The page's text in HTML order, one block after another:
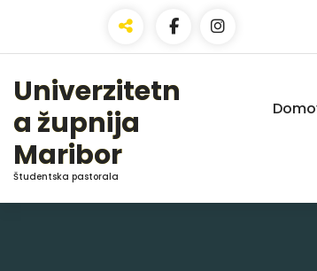
Content
Univerzitetn
a župnija
Maribor
Študentska pastorala